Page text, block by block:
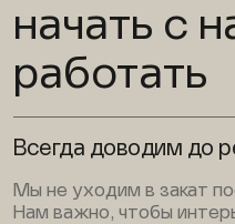
начать с
работать
Всегда доводим до
Мы не уходим в закат
Нам важно, чтобы